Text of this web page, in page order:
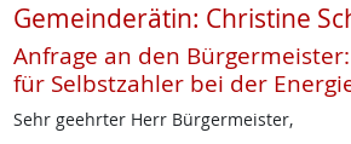
Gemeinderätin: Christine
Anfrage an den
für Selbstzahler bei der
Sehr geehrter Herr Bürgermeister,